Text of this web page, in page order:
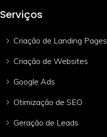
Serviços
Criação de Landing Pages
Criação de Websites
Google Ads
Otimização de SEO
Geração de Leads